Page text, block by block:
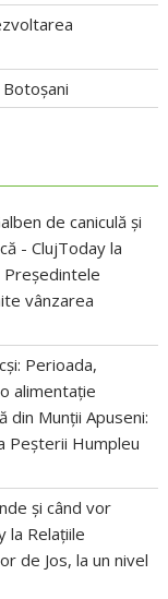
de caniculă și
- ClujToday la
Președintele
vânzarea
Perioada,
alimentație
din Munții Apuseni:
Peșterii Humpleu
și când vor
la Relațiile
de Jos, la un nivel